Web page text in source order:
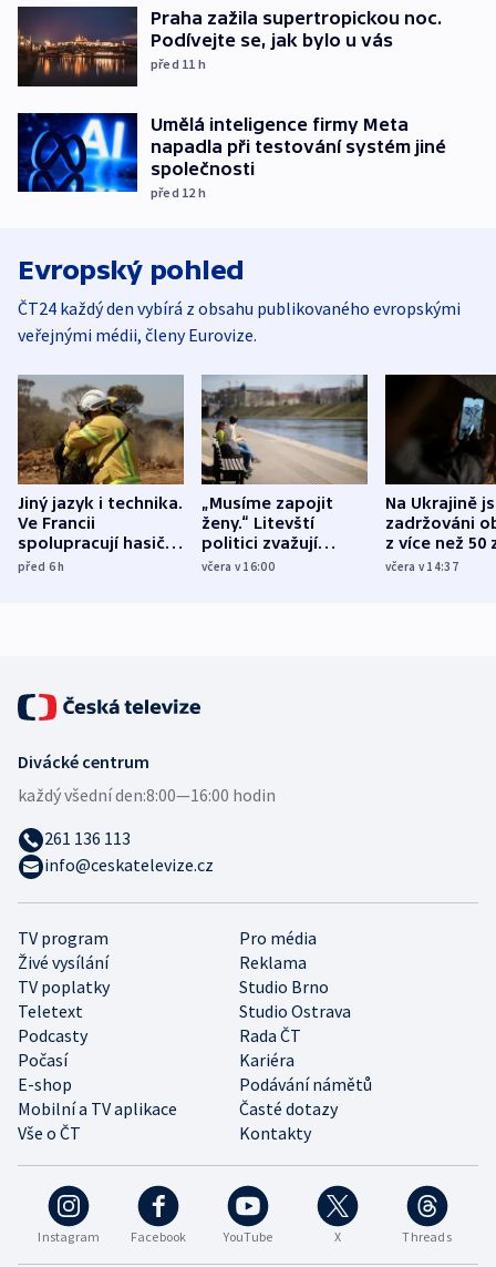
Praha zažila supertropickou noc.
Podívejte se, jak bylo u vás
před 11 h
Umělá inteligence firmy Meta
napadla při testování systém jiné
společnosti
před 12 h
Evropský pohled
ČT24 každý den vybírá z obsahu publikovaného evropskými
veřejnými médii, členy Eurovize.
Jiný jazyk i technika.
Ve Francii
spolupracují hasiči z
různých zemí
před 6h
„Musíme zapojit
ženy.“ Litevští
politici zvažují
dohodu o
včera v 16:00
Na Ukrajině
zadržováni
z více než 50
Bojovali na
včera v 14:37
Instagram Facebook YouTube X Threads
TV program
Pro média
Živé vysílání
Reklama
TV poplatky
Studio Brno
Teletext
Studio Ostrava
Podcasty
Rada ČT
Počasí
Kariéra
E-shop
Podávání námětů
Mobilní a TV aplikace
Časté dotazy
Vše o ČT
Kontakty
Divácké centrum
každý všední den:8:00—16:00 hodin
261 136 113
info@ceskatelevize.cz